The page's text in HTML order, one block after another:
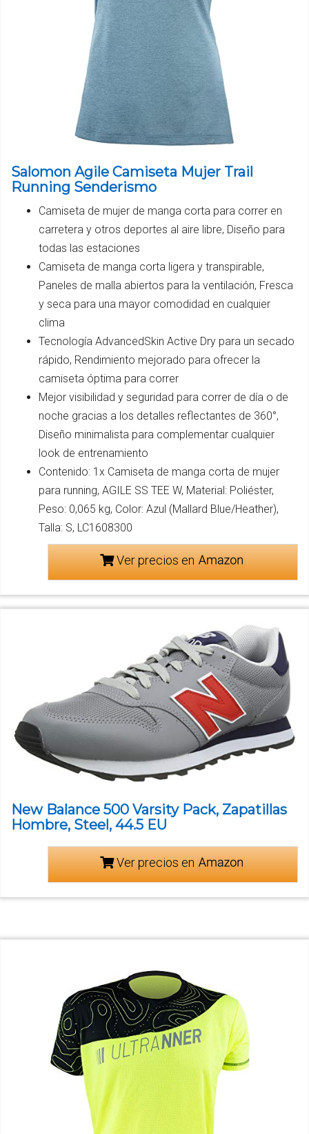
Salomon Agile Camiseta Mujer Trail
Running Senderismo
Camiseta de mujer de manga corta para correr en
carretera y otros deportes al aire libre, Diseño para
todas las estaciones
Camiseta de manga corta ligera y transpirable,
Paneles de malla abiertos para la ventilación, Fresca
y seca para una mayor comodidad en cualquier
clima
Tecnología AdvancedSkin Active Dry para un secado
rápido, Rendimiento mejorado para ofrecer la
camiseta óptima para correr
Mejor visibilidad y seguridad para correr de día o de
noche gracias a los detalles reflectantes de 360°,
Diseño minimalista para complementar cualquier
look de entrenamiento
Contenido: 1x Camiseta de manga corta de mujer
para running, AGILE SS TEE W, Material: Poliéster,
Peso: 0,065 kg, Color: Azul (Mallard Blue/Heather),
Talla: S, LC1608300
Ver precios en
New Balance 500 Varsity Pack, Zapatillas
Hombre, Steel, 44.5 EU
Ver precios en